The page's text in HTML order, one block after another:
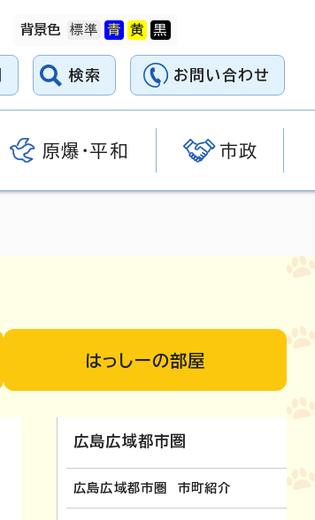
背景色
検索 お問い合わせ
原爆・平和 市政
はっしーの部屋
広島広域都市圏
広島広域都市圏 市町紹介